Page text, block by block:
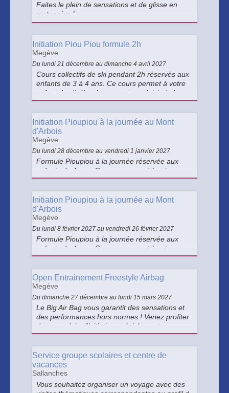
Faites le plein de sensations et de glisse en
motoneige !
Initiation Piou Piou formule 2h
Megève
Du lundi 21 décembre au dimanche 4 avril 2027
Cours collectifs de ski pendant 2h réservés aux
enfants de 3 à 4 ans. Ce cours permet à votre
enfant de s'initier doucement au plaisir de la
glisse de façon ludique sous forme de jeux
Encadré par des moniteurs.
Initiation Pioupiou à la journée au Mont
d'Arbois
Megève
Du lundi 28 décembre au vendredi 1 janvier 2027
Formule Pioupiou à la journée réservée aux
enfants de 4 ans. Ce cours permet à votre
enfant de s'initier doucement au plaisir de la
dans un jardin au pied des pistes de ski.
Encadré par des moniteurs.
Initiation Pioupiou à la journée au Mont
d'Arbois
Megève
Du lundi 8 février 2027 au vendredi 26 février 2027
Formule Pioupiou à la journée réservée aux
enfants de 4 ans. Ce cours permet à votre
enfant de s'initier doucement au plaisir de la
dans un jardin au pied des pistes de ski.
Encadré par des moniteurs.
Open Entrainement Freestyle Airbag
Megève
Du dimanche 27 décembre au lundi 15 mars 2027
Le Big Air Bag vous garantit des sensations et
des performances hors normes ! Venez profiter
de ce module d'initiation spécialement conçu
pour la réception des sauteurs. Accessible à
Service groupe scolaires et centre de
vacances
Sallanches
Vous souhaitez organiser un voyage avec des